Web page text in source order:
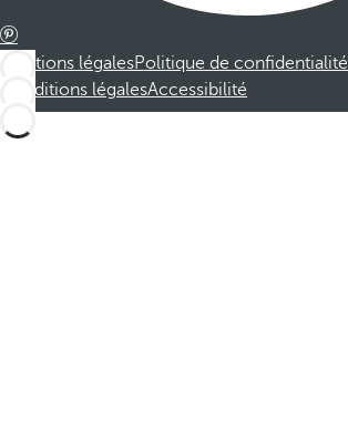
Mentions légalesPolitique de confidentialité
Conditions légalesAccessibilité